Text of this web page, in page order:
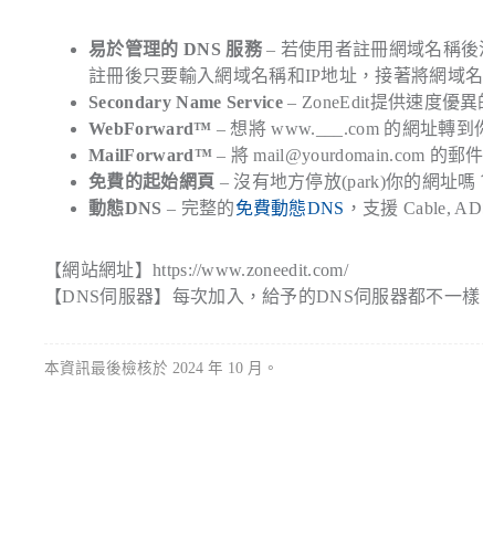
易於管理的 DNS 服務– 若使用者註冊網域名稱後
註冊後只要輸入網域名稱和IP地址，接著將網域
Secondary Name Service– ZoneEdit提供速度優
WebForward™ – 想將 www.___.com 的網址轉
MailForward™– 將 mail@yourdomain.com 的郵
免費的起始網頁 – 沒有地方停放(park)你的網址嗎
動態DNS – 完整的免費動態DNS ，支援 Cable,
【網站網址】https://www.zoneedit.com/
【DNS伺服器】每次加入，給予的DNS伺服器都不一樣
本資訊最後檢核於 2024 年 10 月。